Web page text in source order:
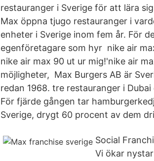
restauranger i Sverige för att lära
Max öppna tjugo restauranger i
enheter i Sverige inom fem år. För
egenföretagare som hyr nike air
nike air max 90 ut ur mig!'nike air
möjligheter, Max Burgers AB är
redan 1968. tre restauranger i
För fjärde gången tar
Sverige, drygt 60 procent av dem
Social
Vi ökar